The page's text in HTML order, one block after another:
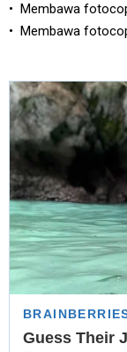
• Membawa
• Membawa